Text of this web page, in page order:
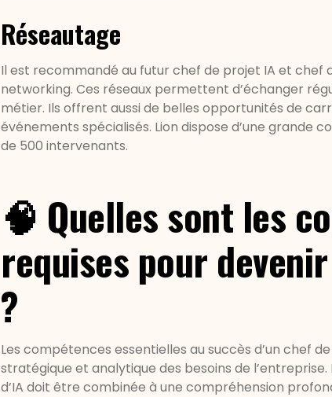
Réseautage
Il est recommandé au futur chef de projet IA et chef
networking. Ces réseaux permettent d’échanger
métier. Ils offrent aussi de belles opportunités de
événements spécialisés. Lion dispose d’une grande
de 500 intervenants.
🧠 Quelles sont les
requises pour
?
Les compétences essentielles au succès d’un chef
stratégique et analytique des besoins de
d’IA doit être combinée à une compréhension